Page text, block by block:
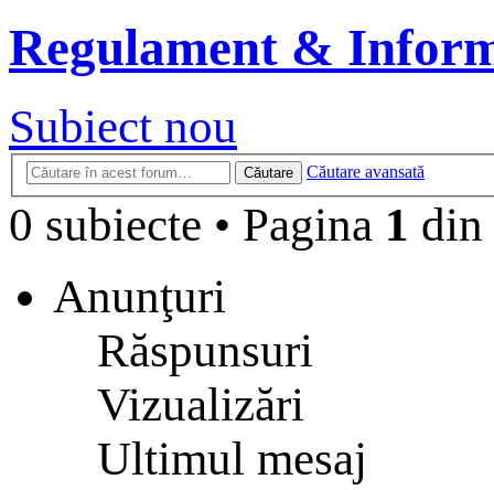
Regulament &
Subiect nou
Căutare Căutare avansată
0 subiecte • Pagina 1 din
Anunţuri
Răspunsuri
Vizualizări
Ultimul mesaj